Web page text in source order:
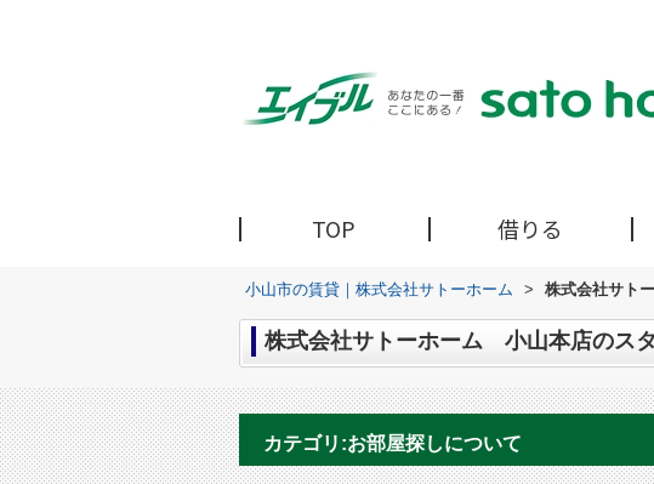
TOP 借りる
小山市の賃貸｜株式会社サトーホーム > 株式会社サト
株式会社サトーホーム 小山本店のス
カテゴリ:お部屋探しについて